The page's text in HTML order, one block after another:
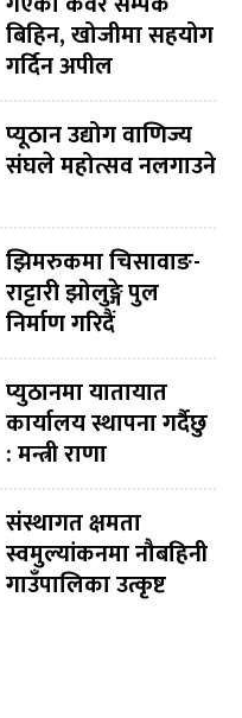
बिहिन, खोजीमा सहयोग
गर्दिन अपील
प्यूठान उद्योग वाणिज्य
संघले महोत्सव नलगाउने
झिमरुकमा चिसावाङ-
राट्टारी झोलुङ्गे पुल
निर्माण गरिदैं
प्युठानमा यातायात
कार्यालय स्थापना गर्दैछु
: मन्त्री राणा
संस्थागत क्षमता
स्वमुल्यांकनमा नौबहिनी
गाउँपालिका उत्कृष्ट